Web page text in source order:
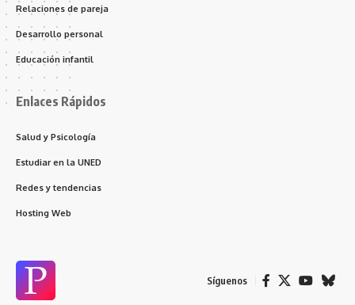
Relaciones de pareja
Desarrollo personal
Educación infantil
Enlaces Rápidos
Salud y Psicología
Estudiar en la UNED
Redes y tendencias
Hosting Web
Síguenos